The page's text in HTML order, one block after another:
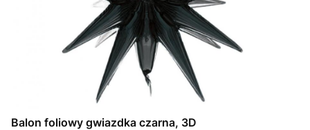
Balon foliowy gwiazdka czarna, 3D